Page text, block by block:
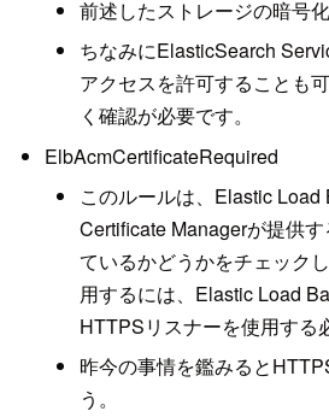
前述したストレージの暗号
ちなみにElasticSearch
アクセスを許可することも
く確認が必要です。
ElbAcmCertificateRequired
このルールは、Elastic Load
Certificate Managerが提供
ているかどうかをチェック
用するには、Elastic Load
HTTPSリスナーを使用する
昨今の事情を鑑みると
う。